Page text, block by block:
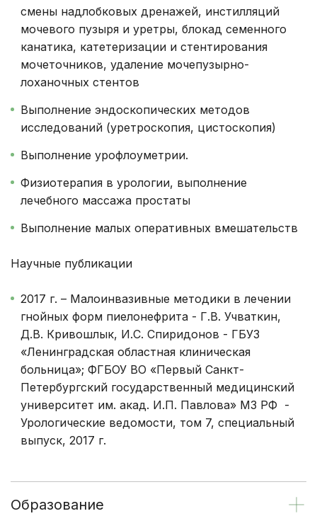
смены надлобковых дренажей, инстилляций
мочевого пузыря и уретры, блокад семенного
канатика, катетеризации и стентирования
мочеточников, удаление мочепузырно-
лоханочных стентов
Выполнение эндоскопических методов
исследований (уретроскопия, цистоскопия)
Выполнение урофлоуметрии.
Физиотерапия в урологии, выполнение
лечебного массажа простаты
Выполнение малых оперативных вмешательств
Научные публикации
2017 г. – Малоинвазивные методики в лечении
гнойных форм пиелонефрита - Г.В. Учваткин,
Д.В. Кривошлык, И.С. Спиридонов - ГБУЗ
«Ленинградская областная клиническая
больница»; ФГБОУ ВО «Первый Санкт-
Петербургский государственный медицинский
университет им. акад. И.П. Павлова» МЗ РФ -
Урологические ведомости, том 7, специальный
выпуск, 2017 г.
Образование